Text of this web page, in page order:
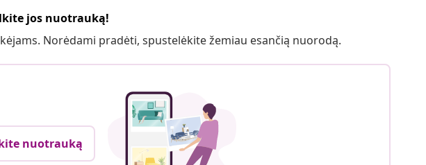
jos nuotrauką!
Norėdami pradėti, spustelėkite žemiau esančią nuorodą.
nuotrauką